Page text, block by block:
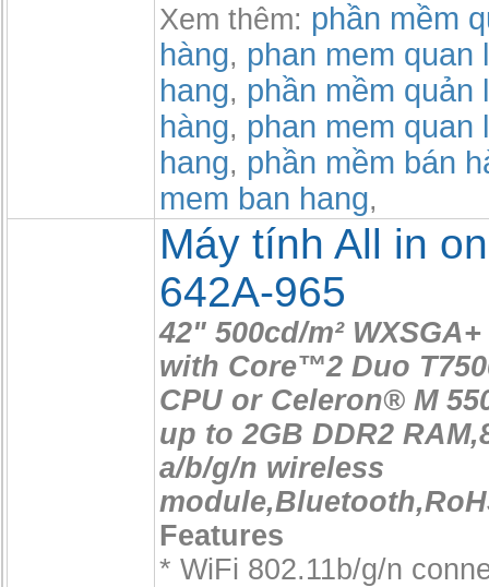
Xem thêm: phần mềm
hàng, phan mem quan
hang, phần mềm quản
hàng, phan mem quan
hang, phần mềm bán
mem ban hang,
Máy tính All in
642A-965
42" 500cd/m²
with Core™2 Duo
CPU or Celeron® M
up to 2GB DDR2
a/b/g/n wireless
Features
* WiFi 802.11b/g/n